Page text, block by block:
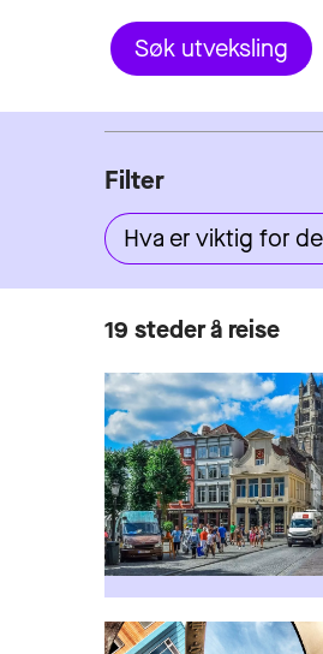
Søk utveksling
Filter